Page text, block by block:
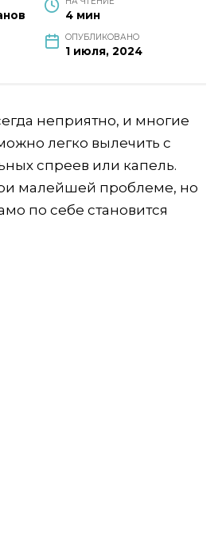
4 мин
ОПУБЛИКОВАНО
1 июля, 2024
неприятно, и многие
легко вылечить с
спреев или капель.
малейшей проблеме, но
по себе становится